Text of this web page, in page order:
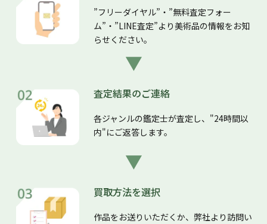
”フリーダイヤル”・”無料査定フォー
ム”・”LINE査定”より美術品の情報をお知
らせください。
査定結果のご連絡
各ジャンルの鑑定士が査定し、"24時間以
内"にご返答します。
買取方法を選択
作品をお送りいただくか、弊社より訪問い